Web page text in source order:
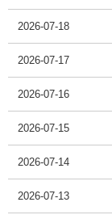
2026-07-18
2026-07-17
2026-07-16
2026-07-15
2026-07-14
2026-07-13